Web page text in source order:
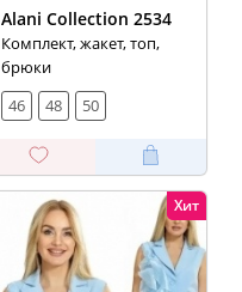
Alani Collection 2534
Комплект, жакет, топ,
брюки
46
48 50
Хит